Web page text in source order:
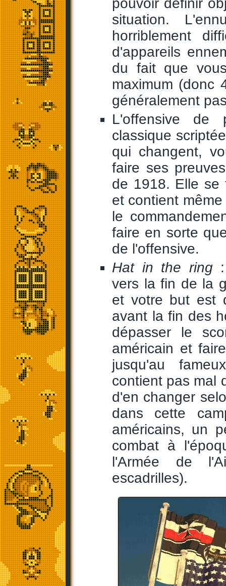
pouvoir définir
situation.
horriblement
d'appareils
du fait que
maximum (donc
généralement
L'offensive de
classique
qui changent,
faire ses
de 1918. Elle se
et contient
le
faire en sorte
de l'offensive.
Hat in the ring:
vers la fin de la
et votre but est
avant la fin des
dépasser le
américain et
jusqu'au
contient pas mal
d'en changer
dans cette
américains, un
combat à
l'Armée de
escadrilles).